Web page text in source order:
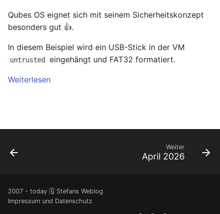
Qubes OS eignet sich mit seinem Sicherheitskonzept
besonders gut 👍.
In diesem Beispiel wird ein USB-Stick in der VM
untrusted eingehängt und FAT32 formatiert.
Weiterlesen
Weiter
April 2026
2007 - today 🗓️ Stefans Weblog
Impressum und Datenschutz